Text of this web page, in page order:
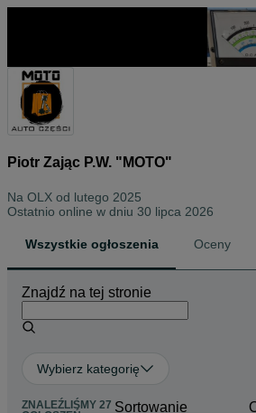
Piotr Zając P.W. "MOTO"
Na OLX od lutego 2025
Ostatnio online w dniu 30 lipca 2026
Wszystkie ogłoszenia Oceny
Znajdź na tej stronie
Wybierz kategorię
ZNALEŹLIŚMY 27 Sortowanie